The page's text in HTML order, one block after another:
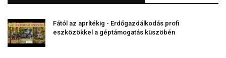
Fától az aprítékig - Erdőgazdálkodás profi
eszközökkel a géptámogatás küszöbén